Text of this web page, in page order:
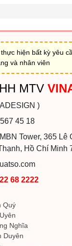
hiện bất kỳ yêu
và nhân viên
MTV
)
45 18
Tower, 365 Lê
Hồ Chí Minh
68 2222
Quý
Nghĩa
Duyên